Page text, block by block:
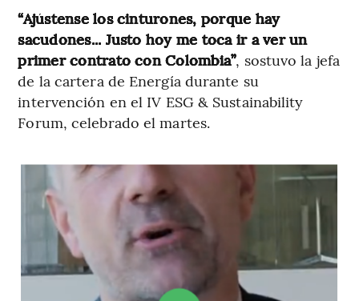
“Ajústense los cinturones, porque hay
sacudones... Justo hoy me toca ir a ver un
primer contrato con Colombia”, sostuvo la jefa
de la cartera de Energía durante su
intervención en el IV ESG & Sustainability
Forum, celebrado el martes.